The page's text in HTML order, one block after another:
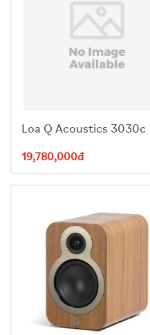
- Sản
Loa Q Acoustics 3030c
19,780,000đ